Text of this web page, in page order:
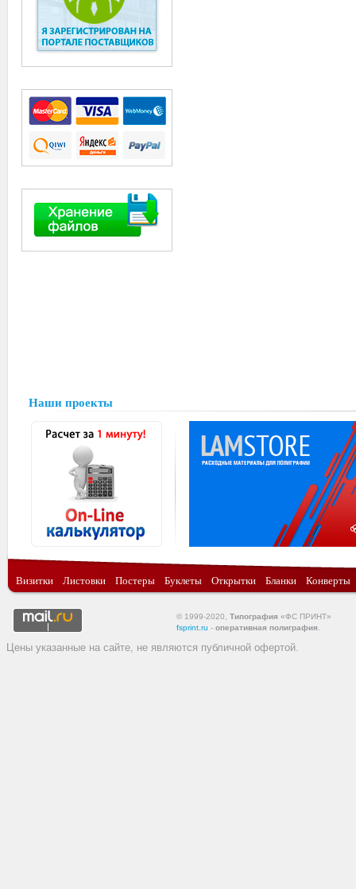
Наши проекты
Визитки Листовки Постеры Буклеты Открытки Бланки Конверты
© 1999-2020, Типография «ФС ПРИНТ»
fsprint.ru - оперативная полиграфия
Цены указанные на сайте, не являются публичной офертой.